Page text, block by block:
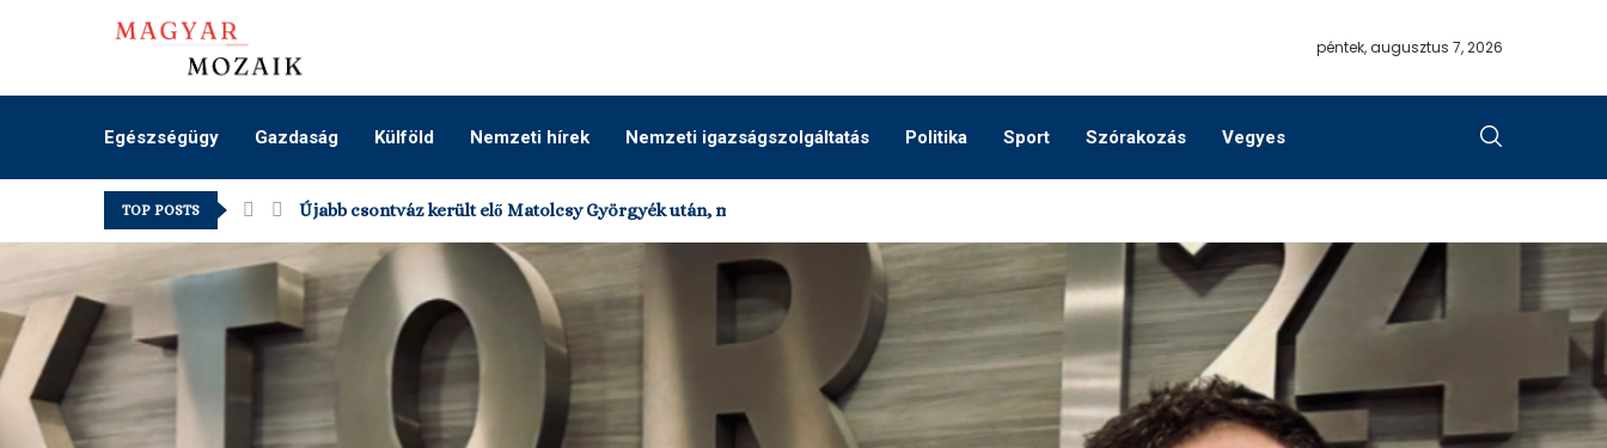
péntek, augusztus 7, 2026
Egészségügy Gazdaság Külföld Nemzeti hírek Nemzeti igazságszolgáltatás Politika Sport Szórakozás Vegyes
TOP POSTS Újabb csontváz került elő Matolcsy Györgyék után, most már a II. kerületben...